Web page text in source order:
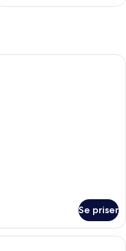
på rommet, skrivebord,
Se priser
på rommet, skrivebord,